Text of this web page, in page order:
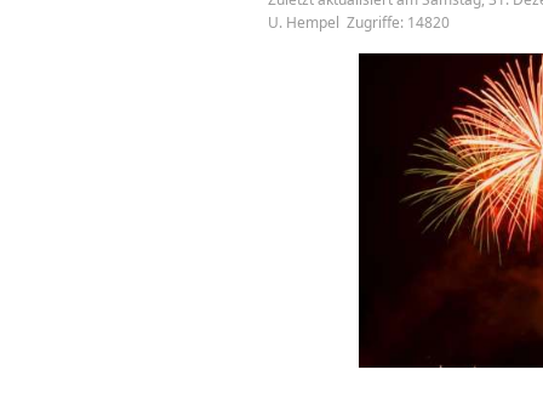
U. Hempel Zugriffe: 14820